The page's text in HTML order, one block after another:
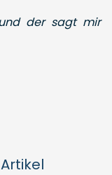
der sagt mir